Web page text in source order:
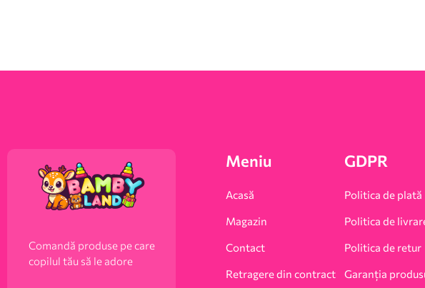
Comandă produse pe care
copilul tău să le adore
Meniu
Acasă
Magazin
Contact
Retragere din contract
GDPR
Politica de plată
Politica de
Politica de retur
Garanția